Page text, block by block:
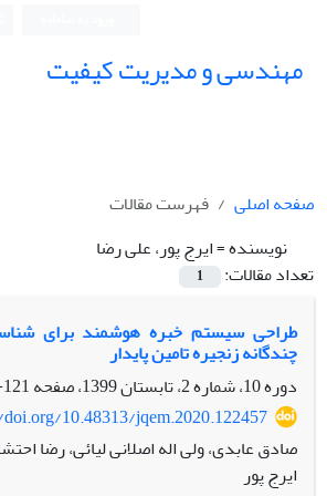
مهندسی و مدیریت کیفیت
صفحه اصلی
فهرست مقالات
نویسنده =ایرج پور، علی رضا
تعداد مقالات:
1
طراحی سیستم خبره هوشمند برای
چندگانه زنجیره تامین پایدار
دوره 10، شماره 2، تابستان 1399، صفحه
121-133
10.48313/jqem.2020.122457
صادق عابدی، ولی اله اصلانی لیائی، رضا
ایرج پور